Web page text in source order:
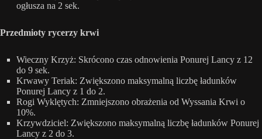
ogłusza na 2 sek.
Przedmioty rycerzy krwi
Wieczny Krzyż: Skrócono czas odnowienia Ponurej Lancy z 12
do 9 sek.
Krwawy Teriak: Zwiększono maksymalną liczbę ładunków
Ponurej Lancy z 1 do 2.
Rogi Wyklętych: Zmniejszono obrażenia od Wyssania Krwi o
10%.
Krzywdziciel: Zwiększono maksymalną liczbę ładunków Ponurej
Lancy z 2 do 3.